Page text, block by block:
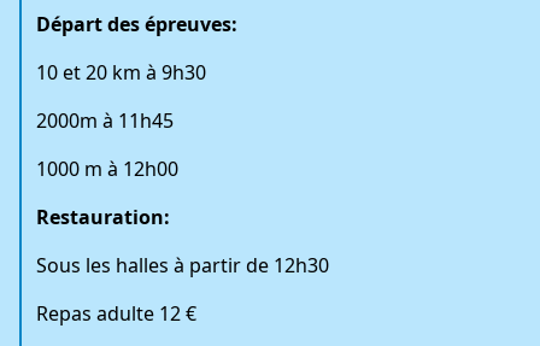
Départ des épreuves:
10 et 20 km à 9h30
2000m à 11h45
1000 m à 12h00
Restauration:
Sous les halles à partir de 12h30
Repas adulte 12 €